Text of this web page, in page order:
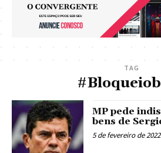
TAG
MP pede
bens de
5 de fevereiro de 2022